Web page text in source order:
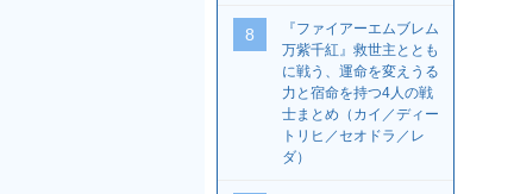
8
『ファイアーエムブレム
万紫千紅』救世主ととも
に戦う、運命を変えうる
力と宿命を持つ4人の戦
士まとめ（カイ／ディー
トリヒ／セオドラ／レ
ダ）